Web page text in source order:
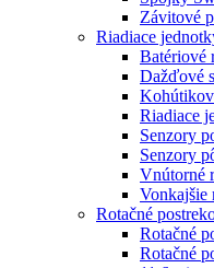
Závitové
Riadiace
Batériové
Dažďové
Riadiace
Senzory
Senzory
Vnútorné
Vonkajšie
Rotačné
Rotačné
Rotačné